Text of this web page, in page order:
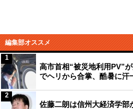
編集部オススメ
高市首相“被災地利用PV”
でヘリから合掌、酷暑に汗
1
佐藤二朗は信州大経済学部
2